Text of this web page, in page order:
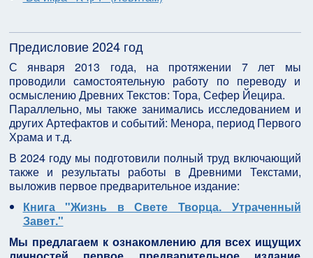
Предисловие 2024 год
С января 2013 года, на протяжении 7 лет мы
проводили самостоятельную работу по переводу и
осмыслению Древних Текстов: Тора, Сефер Йецира.
Параллельно, мы также занимались исследованием и
других Артефактов и событий: Менора, период Первого
Храма и т.д.
В 2024 году мы подготовили полный труд включающий
также и результаты работы в Древними Текстами,
выложив первое предварительное издание:
Книга "Жизнь в Свете Творца. Утраченный
Завет."
Мы предлагаем к ознакомлению для всех ищущих